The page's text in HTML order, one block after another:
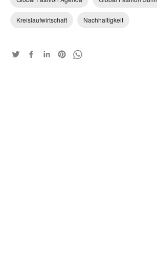
Kreislaufwirtschaft Nachhaltigkeit